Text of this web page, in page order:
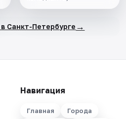
Санкт-Петербурге →
Навигация
Главная
Города